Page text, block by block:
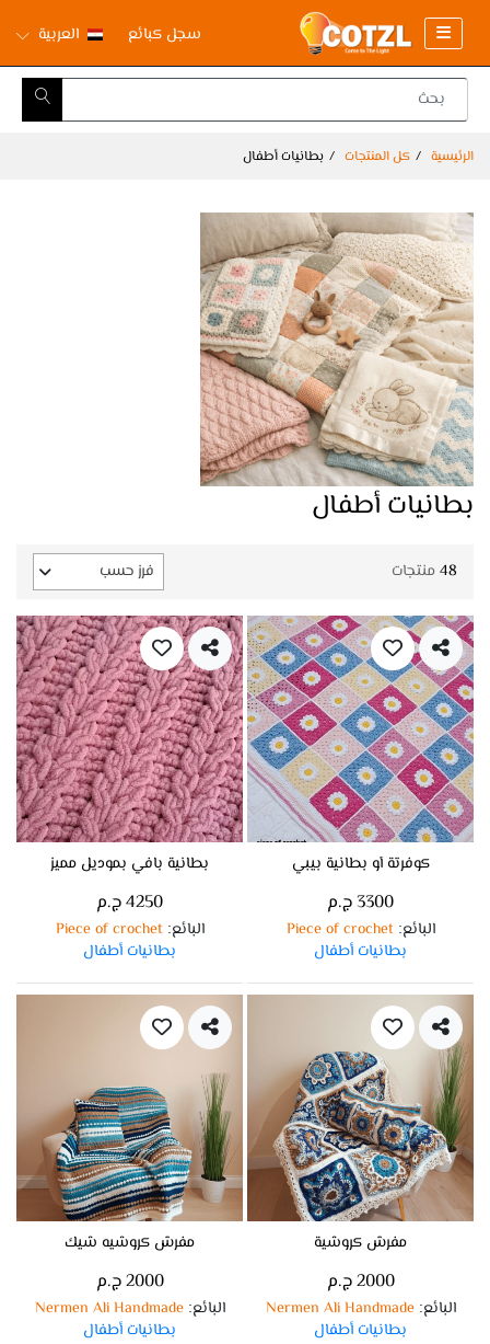
سجل كبائع العربية
الرئيسية كل المنتجات بطانيات أطفال
بطانيات أطفال
48منتجات فرز حسب
كوفرتة أو بطانية بيبي
3300 ج.م
البائع:
Piece of crochet
بطانيات أطفال
بطانية بافي بموديل مميز
4250 ج.م
البائع:
Piece of crochet
بطانيات أطفال
مفرش كروشية
2000 ج.م
البائع:
Nermen Ali Handmade
بطانيات أطفال
مفرش كروشيه شيك
2000 ج.م
البائع:
Nermen Ali Handmade
بطانيات أطفال